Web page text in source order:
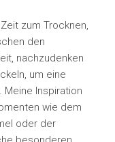
zum Trocknen,
den
nachzudenken
um eine
Inspiration
wie dem
oder der